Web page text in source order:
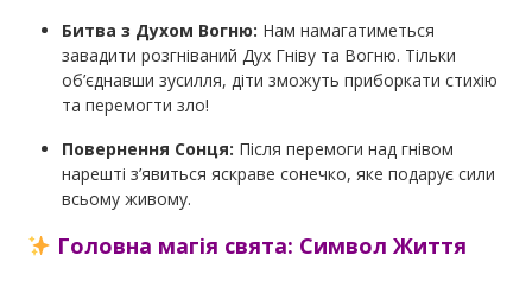
Битва з Духом Вогню: Нам намагатиметься
завадити розгніваний Дух Гніву та Вогню. Тільки
об’єднавши зусилля, діти зможуть приборкати стихію
та перемогти зло!
Повернення Сонця: Після перемоги над гнівом
нарешті з’явиться яскраве сонечко, яке подарує сили
всьому живому.
Головна магія свята: Символ Життя